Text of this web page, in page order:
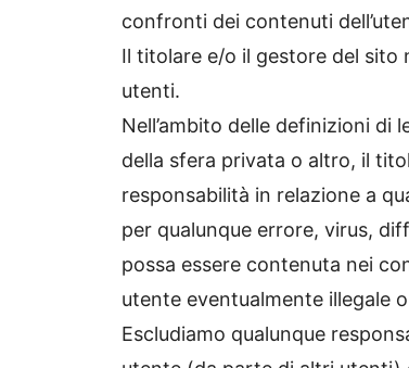
confronti dei contenuti
Il titolare e/o il gestore del
utenti.
Nell’ambito delle definizioni di
della sfera privata o altro, il
responsabilità in relazione a
per qualunque errore, virus,
possa essere contenuta nei
utente eventualmente illegale
Escludiamo qualunque